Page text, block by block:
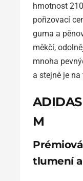
hmotnost
pořizovací
guma a
měkčí,
mnoha
a stejně je
ADIDAS
M
tlumení